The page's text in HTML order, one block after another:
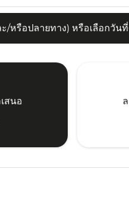
/หรือปลายทาง) หรือเลือกวัน
สนอ